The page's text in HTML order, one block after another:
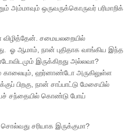
ஒருவருக்கொருவர் பரிமாறிக்
சமையலறையில்
ஓ ஆமாம், நான் புதிதாக வாங்கிய இந்த
இருக்கிறது அல்லவா?
ஹர்னாண்டோ அருகிலுள்ள
பிறகு, நான் சாப்பாட்டு மேசையில்
சந்தையில் கொண்டு போய்
சரியாக இருக்குமா?